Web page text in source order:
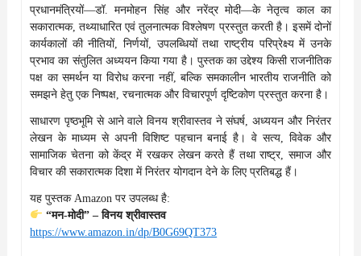
प्रधानमंत्रियों—डॉ. मनमोहन सिंह और नरेंद्र मोदी—के नेतृत्व काल का
सकारात्मक, तथ्याधारित एवं तुलनात्मक विश्लेषण प्रस्तुत करती है। इसमें दोनों
कार्यकालों की नीतियों, निर्णयों, उपलब्धियों तथा राष्ट्रीय परिप्रेक्ष्य में उनके
प्रभाव का संतुलित अध्ययन किया गया है। पुस्तक का उद्देश्य किसी राजनीतिक
पक्ष का समर्थन या विरोध करना नहीं, बल्कि समकालीन भारतीय राजनीति को
समझने हेतु एक निष्पक्ष, रचनात्मक और विचारपूर्ण दृष्टिकोण प्रस्तुत करना है।
साधारण पृष्ठभूमि से आने वाले विनय श्रीवास्तव ने संघर्ष, अध्ययन और निरंतर
लेखन के माध्यम से अपनी विशिष्ट पहचान बनाई है। वे सत्य, विवेक और
सामाजिक चेतना को केंद्र में रखकर लेखन करते हैं तथा राष्ट्र, समाज और
विचार की सकारात्मक दिशा में निरंतर योगदान देने के लिए प्रतिबद्ध हैं।
यह पुस्तक Amazon पर उपलब्ध है:
“मन-मोदी” – विनय श्रीवास्तव
https://www.amazon.in/dp/B0G69QT373